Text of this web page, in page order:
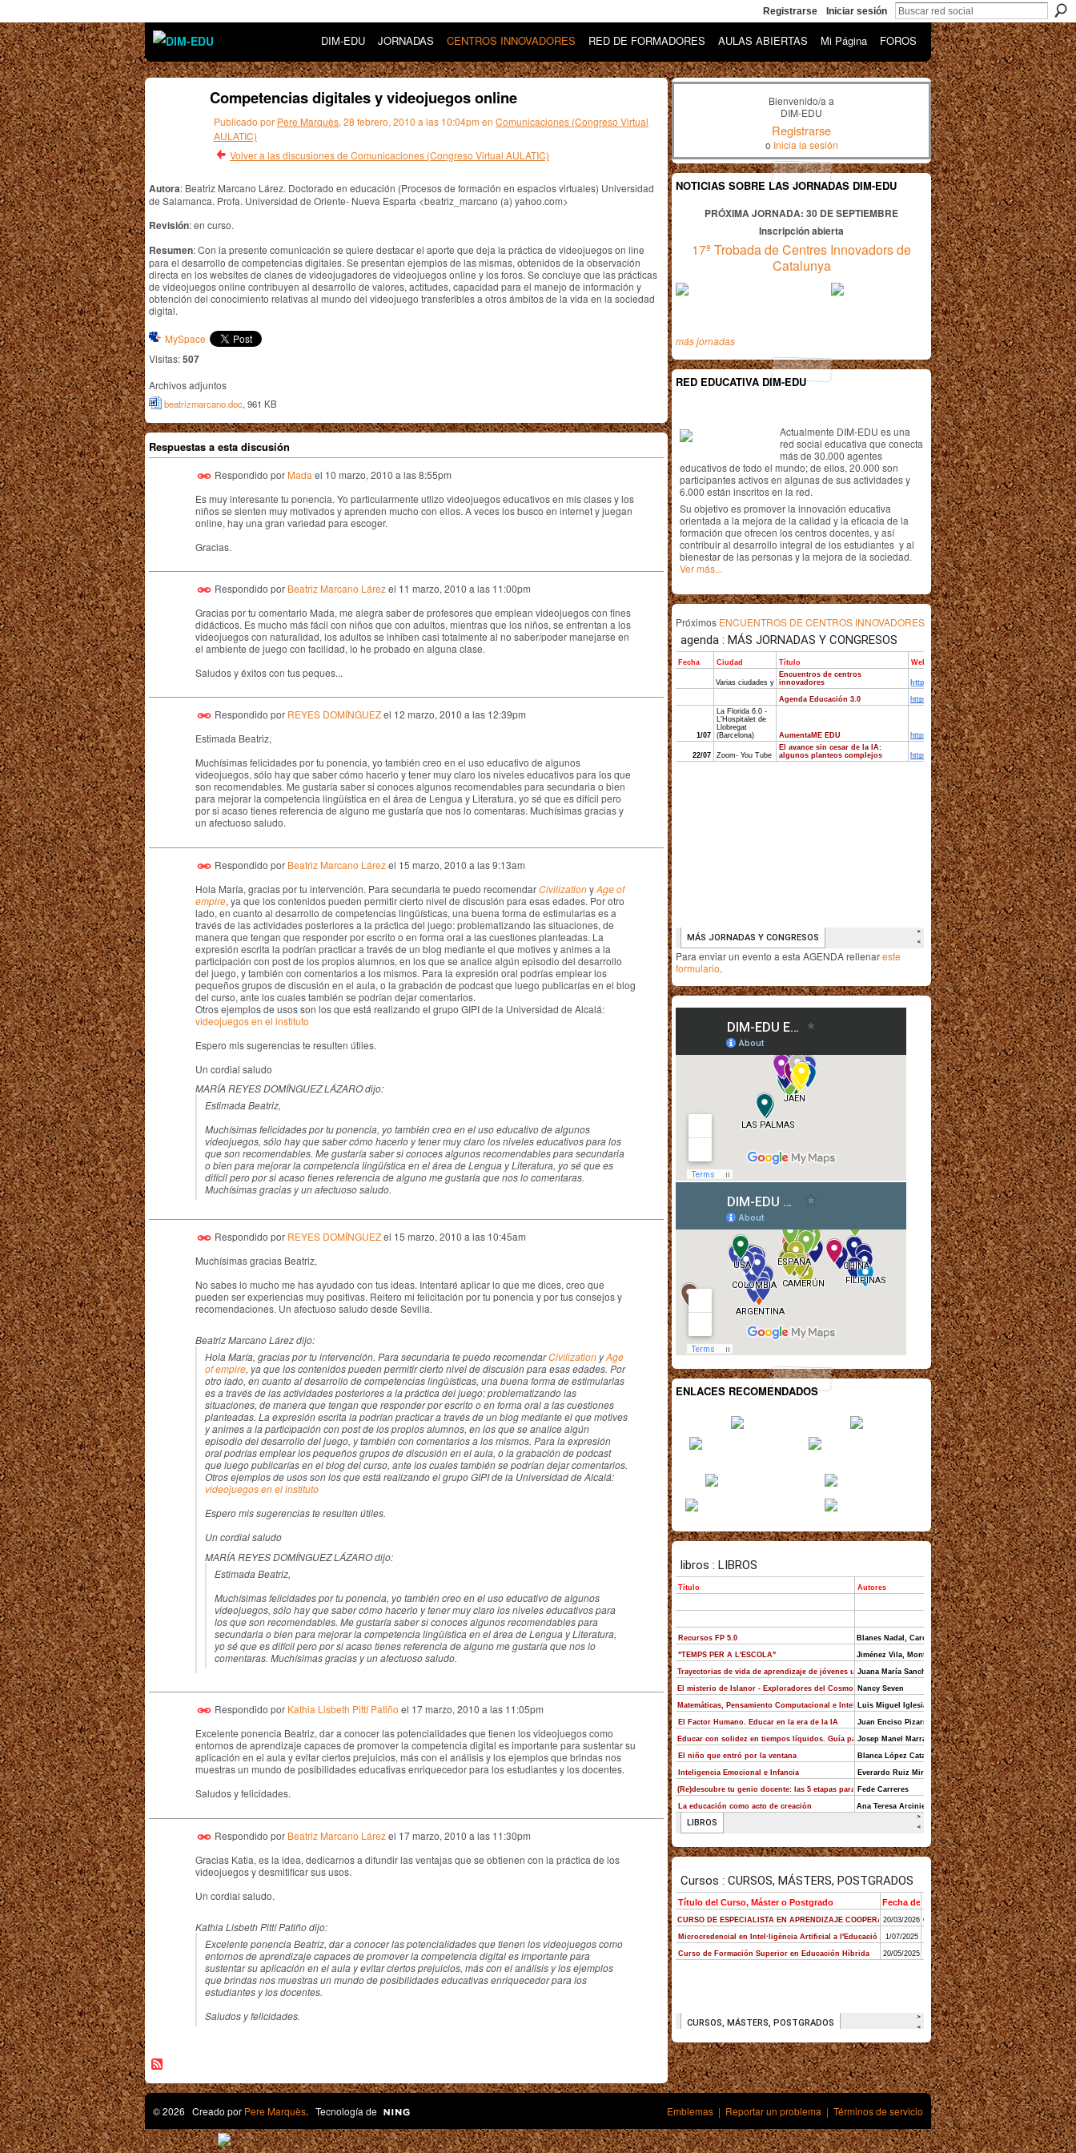
Registrarse Iniciar sesión
DIM-EDU JORNADAS CENTROS INNOVADORES RED DE FORMADORES AULAS ABIERTAS Mi Página FOROS
Competencias digitales y videojuegos online
Publicado por Pere Marquès, 28 febrero, 2010 a las 10:04pm en Comunicaciones (Congreso Virtual
AULATIC)
Volver a las discusiones de Comunicaciones (Congreso Virtual AULATIC)
Autora: Beatriz Marcano Lárez. Doctorado en educación (Procesos de formación en espacios virtuales) Universidad
de Salamanca. Profa. Universidad de Oriente- Nueva Esparta <beatriz_marcano (a) yahoo.com>
Revisión: en curso.
Resumen: Con la presente comunicación se quiere destacar el aporte que deja la práctica de videojuegos on line
para el desarrollo de competencias digitales. Se presentan ejemplos de las mismas, obtenidos de la observación
directa en los websites de clanes de videojugadores de videojuegos online y los foros. Se concluye que las prácticas
de videojuegos online contribuyen al desarrollo de valores, actitudes, capacidad para el manejo de información y
obtención del conocimiento relativas al mundo del videojuego transferibles a otros ámbitos de la vida en la sociedad
digital.
MySpace
Visitas:507
Archivos adjuntos
beatrizmarcano.doc, 961 KB
Respuestas a esta discusión
Respondido por Mada el 10 marzo, 2010 a las 8:55pm
Es muy interesante tu ponencia. Yo particularmente utlizo videojuegos educativos en mis clases y los
niños se sienten muy motivados y aprenden mucho con ellos. A veces los busco en internet y juegan
online, hay una gran variedad para escoger.
Gracias.
Respondido por Beatriz Marcano Lárezel 11 marzo, 2010 a las 11:00pm
Gracias por tu comentario Mada, me alegra saber de profesores que emplean videojuegos con fines
didácticos. Es mucho más fácil con niños que con adultos, mientras que los niños, se enfrentan a los
videojuegos con naturalidad, los adultos se inhiben casi totalmente al no saber/poder manejarse en
el ambiente de juego con facilidad, lo he probado en alguna clase.
Saludos y éxitos con tus peques...
Respondido por REYES DOMÍNGUEZel 12 marzo, 2010 a las 12:39pm
Estimada Beatriz,
Muchísimas felicidades por tu ponencia, yo también creo en el uso educativo de algunos
videojuegos, sólo hay que saber cómo hacerlo y tener muy claro los niveles educativos para los que
son recomendables. Me gustaría saber si conoces algunos recomendables para secundaria o bien
para mejorar la competencia lingüística en el área de Lengua y Literatura, yo sé que es difícil pero
por si acaso tienes referencia de alguno me gustaría que nos lo comentaras. Muchísimas gracias y
un afectuoso saludo.
Respondido por Beatriz Marcano Lárezel 15 marzo, 2010 a las 9:13am
Hola María, gracias por tu intervención. Para secundaria te puedo recomendarCivilizationyAge of
empire, ya que los contenidos pueden permitir cierto nivel de discusión para esas edades. Por otro
lado, en cuanto al desarrollo de competencias lingüísticas, una buena forma de estimularlas es a
través de las actividades posteriores a la práctica del juego: problematizando las situaciones, de
manera que tengan que responder por escrito o en forma oral a las cuestiones planteadas. La
expresión escrita la podrían practicar a través de un blog mediante el que motives y animes a la
participación con post de los propios alumnos, en los que se analice algún episodio del desarrollo
del juego, y también con comentarios a los mismos. Para la expresión oral podrías emplear los
pequeños grupos de discusión en el aula, o la grabación de podcast que luego publicarías en el blog
del curso, ante los cuales también se podrían dejar comentarios.
Otros ejemplos de usos son los que está realizando el grupo GIPI de la Universidad de Alcalá:
videojuegos en el instituto
Espero mis sugerencias te resulten útiles.
Un cordial saludo
MARÍA REYES DOMÍNGUEZ LÁZARO dijo:
Estimada Beatriz,
Muchísimas felicidades por tu ponencia, yo también creo en el uso educativo de algunos
videojuegos, sólo hay que saber cómo hacerlo y tener muy claro los niveles educativos para los
que son recomendables. Me gustaría saber si conoces algunos recomendables para secundaria
o bien para mejorar la competencia lingüística en el área de Lengua y Literatura, yo sé que es
difícil pero por si acaso tienes referencia de alguno me gustaría que nos lo comentaras.
Muchísimas gracias y un afectuoso saludo.
Respondido por REYES DOMÍNGUEZel 15 marzo, 2010 a las 10:45am
Muchísimas gracias Beatriz,
No sabes lo mucho me has ayudado con tus ideas. Intentaré aplicar lo que me dices, creo que
pueden ser experiencias muy positivas. Reitero mi felicitación por tu ponencia y por tus consejos y
recomendaciones. Un afectuoso saludo desde Sevilla.
Beatriz Marcano Lárez dijo:
Hola María, gracias por tu intervención. Para secundaria te puedo recomendarCivilization yAge
of empire, ya que los contenidos pueden permitir cierto nivel de discusión para esas edades. Por
otro lado, en cuanto al desarrollo de competencias lingüísticas, una buena forma de estimularlas
es a través de las actividades posteriores a la práctica del juego: problematizando las
situaciones, de manera que tengan que responder por escrito o en forma oral a las cuestiones
planteadas. La expresión escrita la podrían practicar a través de un blog mediante el que motives
y animes a la participación con post de los propios alumnos, en los que se analice algún
episodio del desarrollo del juego, y también con comentarios a los mismos. Para la expresión
oral podrías emplear los pequeños grupos de discusión en el aula, o la grabación de podcast
que luego publicarías en el blog del curso, ante los cuales también se podrían dejar comentarios.
Otros ejemplos de usos son los que está realizando el grupo GIPI de la Universidad de Alcalá:
videojuegos en el instituto
Espero mis sugerencias te resulten útiles.
Un cordial saludo
MARÍA REYES DOMÍNGUEZ LÁZARO dijo:
Estimada Beatriz,
Muchísimas felicidades por tu ponencia, yo también creo en el uso educativo de algunos
videojuegos, sólo hay que saber cómo hacerlo y tener muy claro los niveles educativos para
los que son recomendables. Me gustaría saber si conoces algunos recomendables para
secundaria o bien para mejorar la competencia lingüística en el área de Lengua y Literatura,
yo sé que es difícil pero por si acaso tienes referencia de alguno me gustaría que nos lo
comentaras. Muchísimas gracias y un afectuoso saludo.
Respondido por Kathia Lisbeth Pittí Patiño el 17 marzo, 2010 a las 11:05pm
Excelente ponencia Beatriz, dar a conocer las potencialidades que tienen los videojuegos como
entornos de aprendizaje capaces de promover la competencia digital es importante para sustentar su
aplicación en el aula y evitar ciertos prejuicios, más con el análisis y los ejemplos que brindas nos
muestras un mundo de posibilidades educativas enriquecedor para los estudiantes y los docentes.
Saludos y felicidades.
Respondido por Beatriz Marcano Lárezel 17 marzo, 2010 a las 11:30pm
Gracias Katia, es la idea, dedicarnos a difundir las ventajas que se obtienen con la práctica de los
videojuegos y desmitificar sus usos.
Un cordial saludo.
Kathia Lisbeth Pittí Patiño dijo:
Excelente ponencia Beatriz, dar a conocer las potencialidades que tienen los videojuegos como
entornos de aprendizaje capaces de promover la competencia digital es importante para
sustentar su aplicación en el aula y evitar ciertos prejuicios, más con el análisis y los ejemplos
que brindas nos muestras un mundo de posibilidades educativas enriquecedor para los
estudiantes y los docentes.
Saludos y felicidades.
Bienvenido/a a
DIM-EDU
Registrarse
o Inicia la sesión
NOTICIAS SOBRE LAS JORNADAS DIM-EDU
PRÓXIMA JORNADA: 30 DE SEPTIEMBRE
Inscripción abierta
17ª Trobada de Centres Innovadors de
Catalunya
más jornadas
RED EDUCATIVA DIM-EDU
Actualmente DIM-EDU es una
red social educativa que conecta
más de 30.000 agentes
educativos de todo el mundo; de ellos, 20.000 son
participantes activos en algunas de sus actividades y
6.000 están inscritos en la red.
Su objetivo es promover la innovación educativa
orientada a la mejora de la calidad y la eficacia de la
formación que ofrecen los centros docentes, y así
contribuir al desarrollo integral de los estudiantes y al
bienestar de las personas y la mejora de la sociedad.
Ver más...
Próximos ENCUENTROS DE CENTROS INNOVADORES
Para enviar un evento a esta AGENDA rellenareste
formulario.
ENLACES RECOMENDADOS
© 2026 Creado por Pere Marquès. Tecnología de Emblemas | Reportar un problema | Términos de servicio